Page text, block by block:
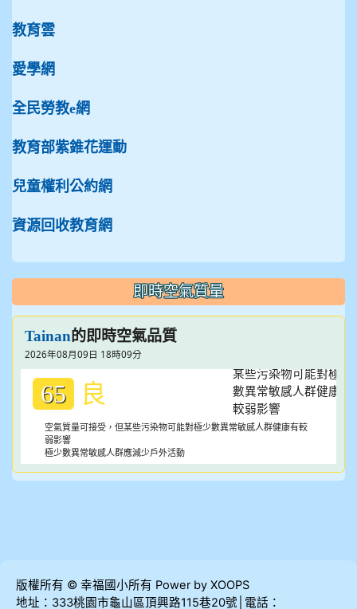
教育雲
愛學網
全民勞教e網
教育部紫錐花運動
兒童權利公約網
資源回收教育網
即時空氣質量
Tainan的即時空氣品質
2026年08月09日 18時09分
65 良
空氣質量可接受，但某些污染物可能對極少數異常敏感人群健康有較
弱影響
極少數異常敏感人群應減少戶外活動
版權所有 © 幸福國小所有 Power by XOOPS
地址：333桃園市龜山區頂興路115巷20號│電話：